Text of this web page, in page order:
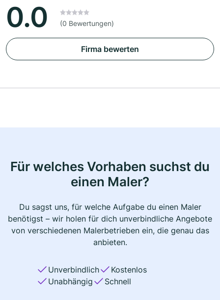
0.0 (0 Bewertungen)
Firma bewerten
Für welches Vorhaben suchst du
einen Maler?
Du sagst uns, für welche Aufgabe du einen Maler
benötigst – wir holen für dich unverbindliche Angebote
von verschiedenen Malerbetrieben ein, die genau das
anbieten.
Unverbindlich
Kostenlos
Unabhängig
Schnell